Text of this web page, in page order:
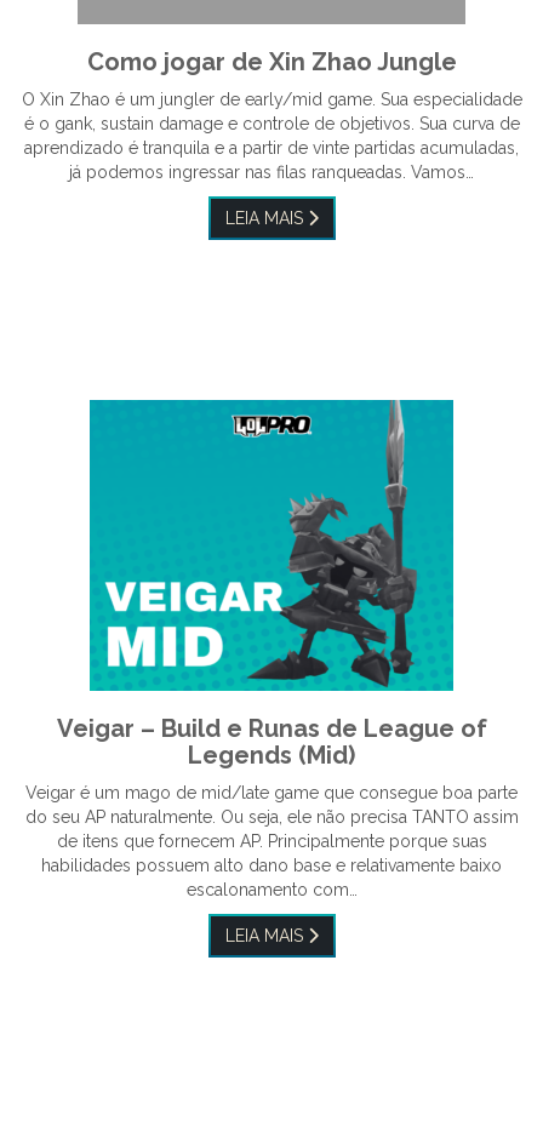
Como jogar de Xin Zhao Jungle
O Xin Zhao é um jungler de early/mid game. Sua especialidade
é o gank, sustain damage e controle de objetivos. Sua curva de
aprendizado é tranquila e a partir de vinte partidas acumuladas,
já podemos ingressar nas filas ranqueadas. Vamos…
LEIA MAIS
Veigar – Build e Runas de League of
Legends (Mid)
Veigar é um mago de mid/late game que consegue boa parte
do seu AP naturalmente. Ou seja, ele não precisa TANTO assim
de itens que fornecem AP. Principalmente porque suas
habilidades possuem alto dano base e relativamente baixo
escalonamento com…
LEIA MAIS